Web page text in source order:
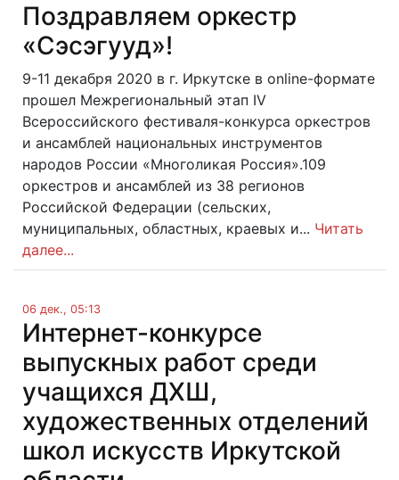
Поздравляем оркестр
«Сэсэгууд»!
9-11 декабря 2020 в г. Иркутске в online-формате
прошел Межрегиональный этап IV
Всероссийского фестиваля-конкурса оркестров
и ансамблей национальных инструментов
народов России «Многоликая Россия».109
оркестров и ансамблей из 38 регионов
Российской Федерации (сельских,
муниципальных, областных, краевых и... Читать
далее...
06 дек., 05:13
Интернет-конкурсе
выпускных работ среди
учащихся ДХШ,
художественных отделений
школ искусств Иркутской